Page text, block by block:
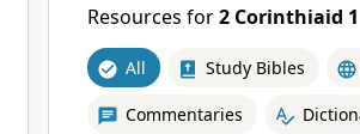
Resources for2 Corinthiaid 1
All Study Bibles
Commentaries